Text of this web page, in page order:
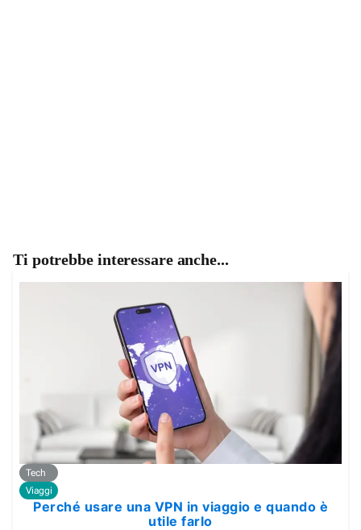
Ti potrebbe interessare anche...
Tech
Viaggi
Perché usare una VPN in viaggio e quando è
utile farlo